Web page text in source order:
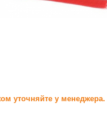
уточняйте у менеджера.